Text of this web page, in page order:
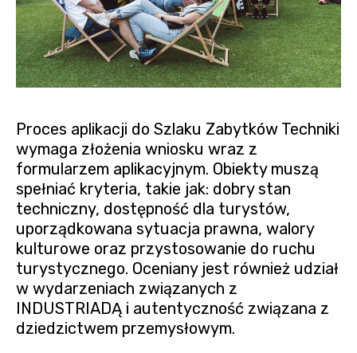
Proces aplikacji do Szlaku Zabytków Techniki
wymaga złożenia wniosku wraz z
formularzem aplikacyjnym. Obiekty muszą
spełniać kryteria, takie jak: dobry stan
techniczny, dostępność dla turystów,
uporządkowana sytuacja prawna, walory
kulturowe oraz przystosowanie do ruchu
turystycznego. Oceniany jest również udział
w wydarzeniach związanych z
INDUSTRIADĄ i autentyczność związana z
dziedzictwem przemysłowym.